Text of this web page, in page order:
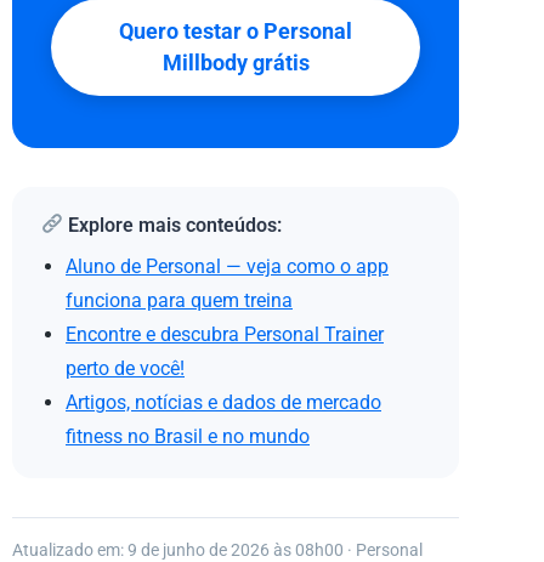
Quero testar o Personal
Millbody grátis
Explore mais conteúdos:
Aluno de Personal — veja como o app
funciona para quem treina
Encontre e descubra Personal Trainer
perto de você!
Artigos, notícias e dados de mercado
fitness no Brasil e no mundo
Atualizado em: 9 de junho de 2026 às 08h00 · Personal